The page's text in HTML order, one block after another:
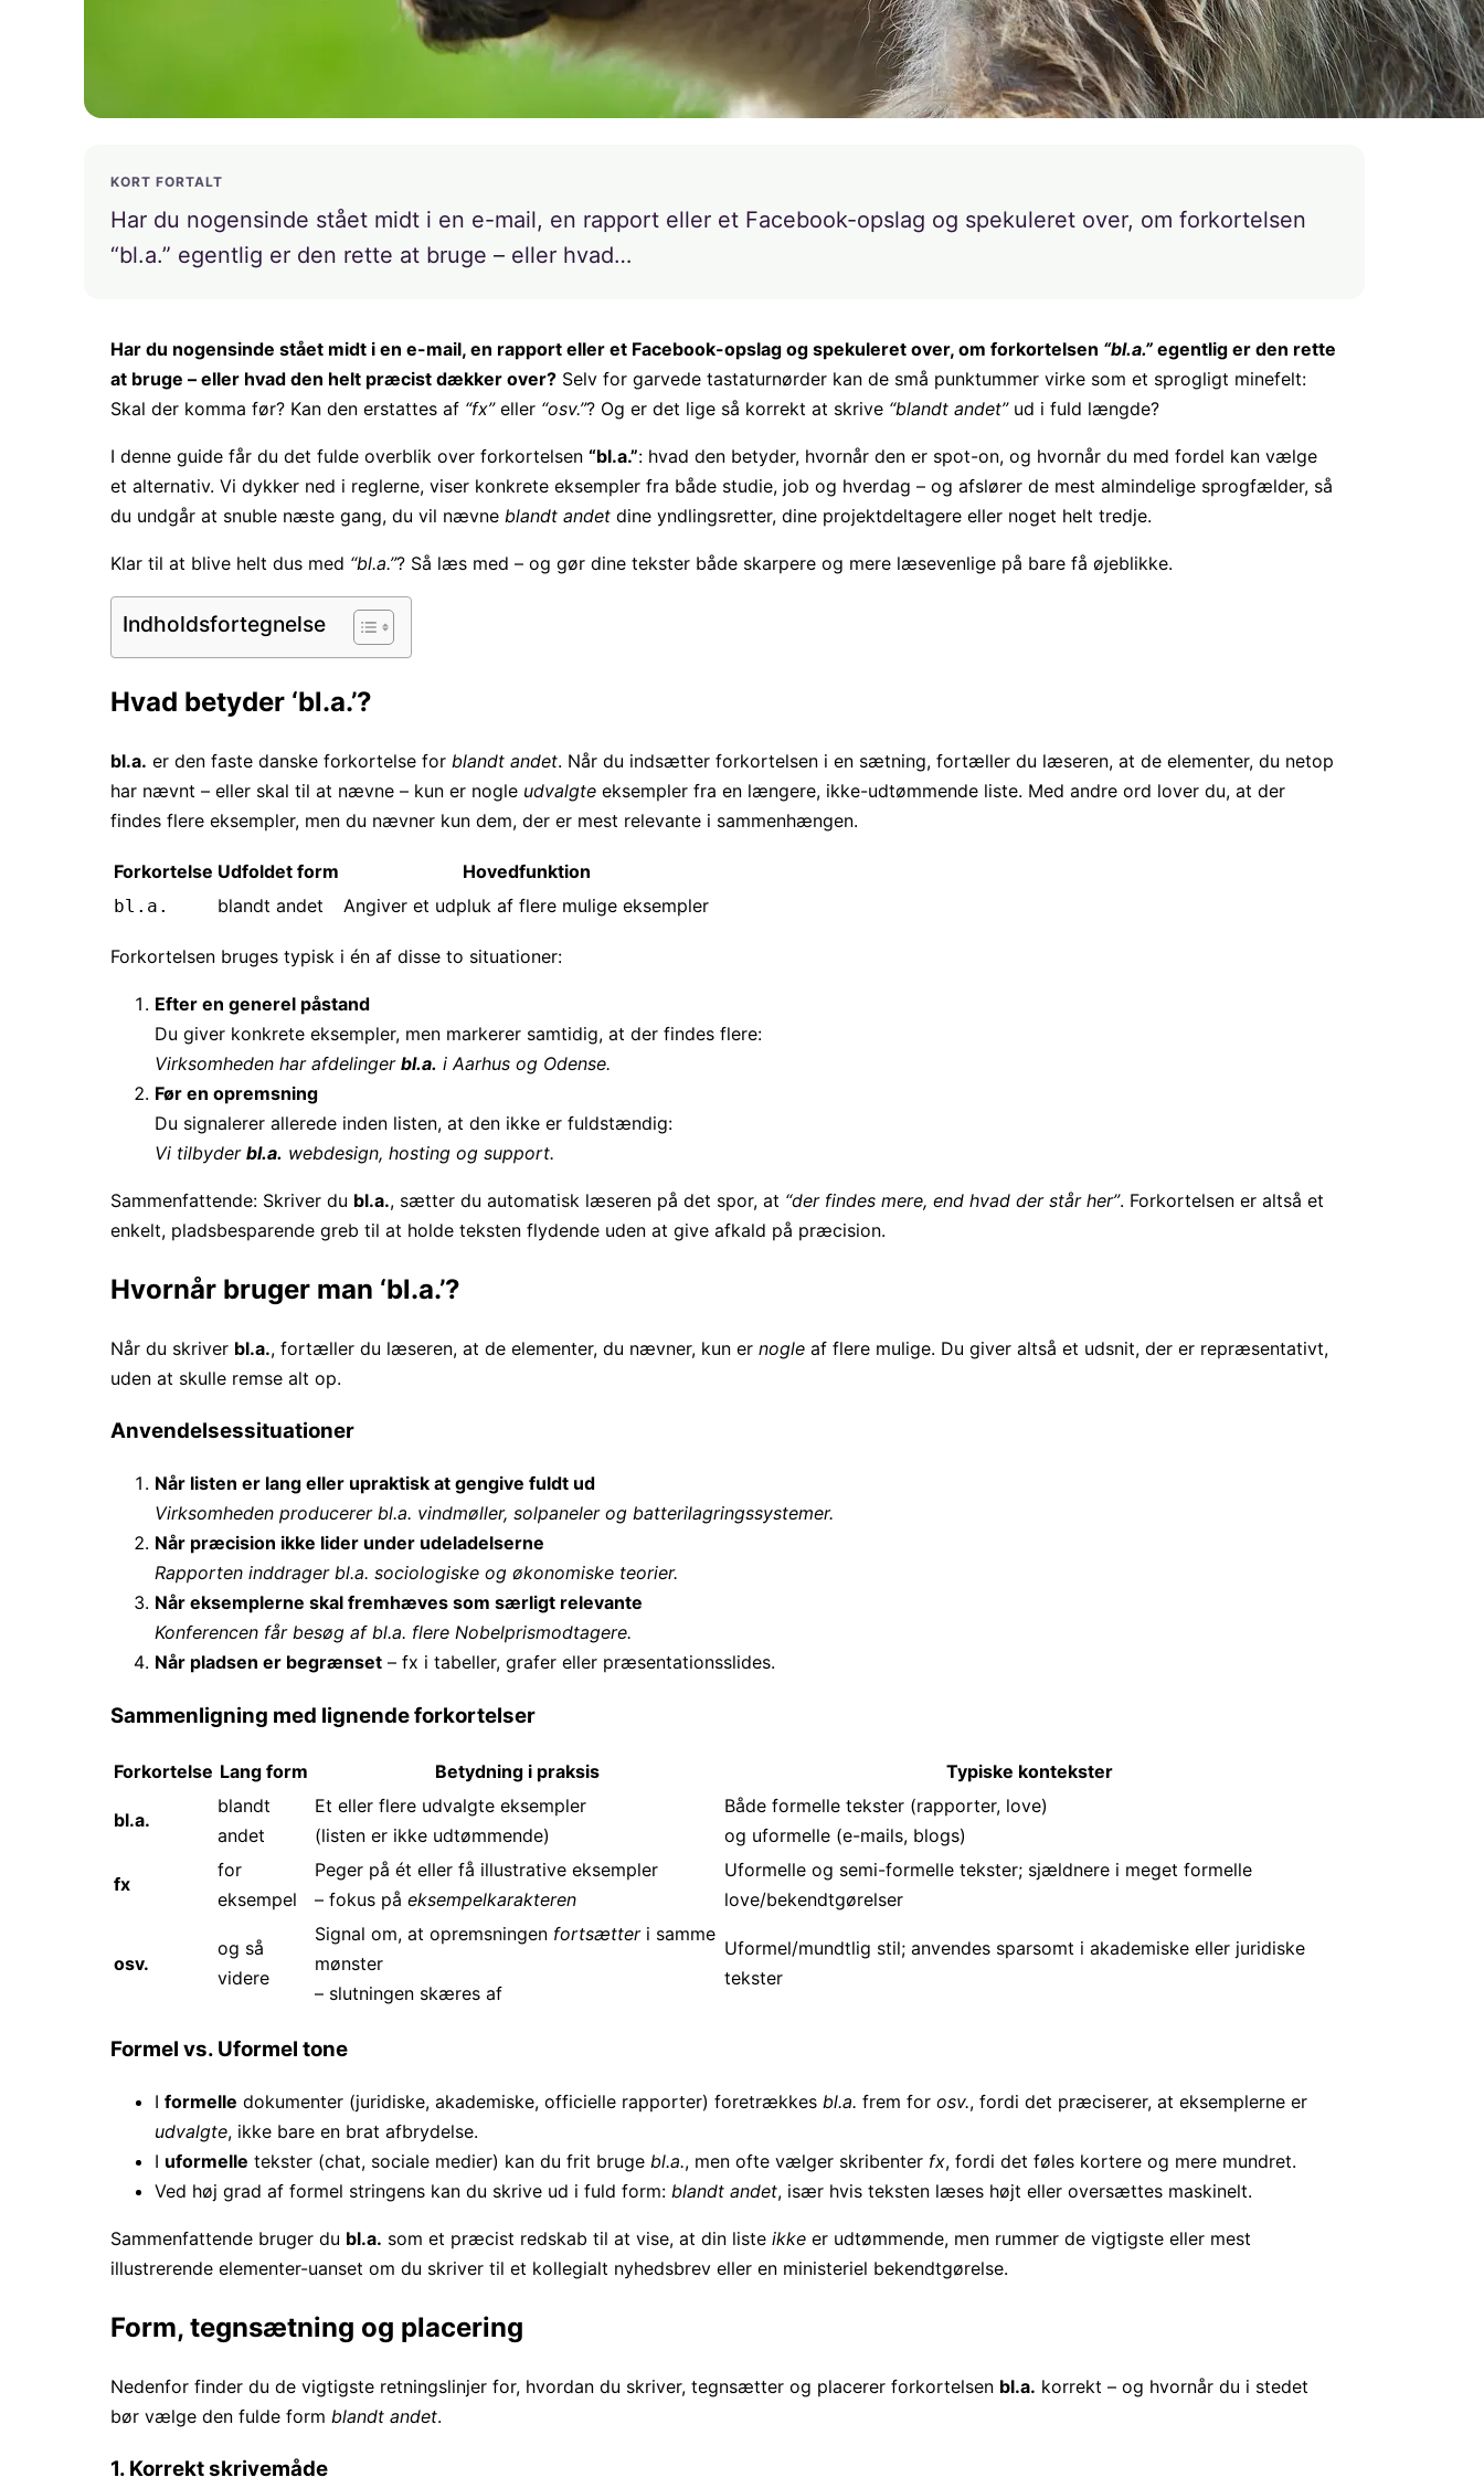
KORT FORTALT
Har du nogensinde stået midt i en e-mail, en rapport eller et Facebook-opslag og spekuleret over, om forkortelsen
“bl.a.” egentlig er den rette at bruge – eller hvad…
Har du nogensinde stået midt i en e-mail, en rapport eller et Facebook-opslag og spekuleret over, om forkortelsen “bl.a.” egentlig er den rette
at bruge – eller hvad den helt præcist dækker over? Selv for garvede tastaturnørder kan de små punktummer virke som et sprogligt minefelt:
Skal der komma før? Kan den erstattes af “fx”eller “osv.”? Og er det lige så korrekt at skrive “blandt andet”ud i fuld længde?
I denne guide får du det fulde overblik over forkortelsen “bl.a.”: hvad den betyder, hvornår den er spot-on, og hvornår du med fordel kan vælge
et alternativ. Vi dykker ned i reglerne, viser konkrete eksempler fra både studie, job og hverdag – og afslører de mest almindelige sprogfælder, så
du undgår at snuble næste gang, du vil nævne blandt andet dine yndlingsretter, dine projektdeltagere eller noget helt tredje.
Klar til at blive helt dus med “bl.a.”? Så læs med – og gør dine tekster både skarpere og mere læsevenlige på bare få øjeblikke.
Indholdsfortegnelse
Hvad betyder ‘bl.a.’?
bl.a. er den faste danske forkortelse for blandt andet. Når du indsætter forkortelsen i en sætning, fortæller du læseren, at de elementer, du netop
har nævnt – eller skal til at nævne – kun er nogle udvalgte eksempler fra en længere, ikke-udtømmende liste. Med andre ord lover du, at der
findes flere eksempler, men du nævner kun dem, der er mest relevante i sammenhængen.
Forkortelse Udfoldet form Hovedfunktion
bl.a. blandt andet Angiver et udpluk af flere mulige eksempler
Forkortelsen bruges typisk i én af disse to situationer:
Efter en generel påstand
Du giver konkrete eksempler, men markerer samtidig, at der findes flere:
Virksomheden har afdelinger bl.a. i Aarhus og Odense.
Før en opremsning
Du signalerer allerede inden listen, at den ikke er fuldstændig:
Vi tilbyder bl.a. webdesign, hosting og support.
Sammenfattende: Skriver du bl.a., sætter du automatisk læseren på det spor, at “der findes mere, end hvad der står her”. Forkortelsen er altså et
enkelt, pladsbesparende greb til at holde teksten flydende uden at give afkald på præcision.
Hvornår bruger man ‘bl.a.’?
Når du skriver bl.a., fortæller du læseren, at de elementer, du nævner, kun er nogle af flere mulige. Du giver altså et udsnit, der er repræsentativt,
uden at skulle remse alt op.
Anvendelsessituationer
Når listen er lang eller upraktisk at gengive fuldt ud
Virksomheden producerer bl.a. vindmøller, solpaneler og batterilagrings­systemer.
Når præcision ikke lider under udeladelserne
Rapporten inddrager bl.a. sociologiske og økonomiske teorier.
Når eksemplerne skal fremhæves som særligt relevante
Konferencen får besøg af bl.a. flere Nobelpris­modtagere.
Når pladsen er begrænset – fx i tabeller, grafer eller præsentations­slides.
Sammenligning med lignende forkortelser
Forkortelse Lang form Betydning i praksis Typiske kontekster
bl.a.
blandt
andet
Et eller flere udvalgte eksempler
(listen er ikke udtømmende)
Både formelle tekster (rapporter, love)
og uformelle (e-mails, blogs)
fx
for
eksempel
Peger på ét eller få illustrative eksempler
– fokus på eksempelkarakteren
Uformelle og semi-formelle tekster; sjældnere i meget formelle
love/bekendtgørelser
osv.
og så
videre
Signal om, at opremsningen fortsætteri samme
mønster
– slutningen skæres af
Uformel/mundtlig stil; anvendes sparsomt i akademiske eller juridiske
tekster
Formel vs. Uformel tone
I formelle dokumenter (juridiske, akademiske, officielle rapporter) foretrækkes bl.a. frem for osv., fordi det præciserer, at eksemplerne er
udvalgte, ikke bare en brat afbrydelse.
I uformelle tekster (chat, sociale medier) kan du frit bruge bl.a., men ofte vælger skribenter fx, fordi det føles kortere og mere mundret.
Ved høj grad af formel stringens kan du skrive ud i fuld form: blandt andet, især hvis teksten læses højt eller oversættes maskinelt.
Sammenfattende bruger du bl.a. som et præcist redskab til at vise, at din liste ikke er udtømmende, men rummer de vigtigste eller mest
illustrerende elementer-uanset om du skriver til et kollegialt nyhedsbrev eller en ministeriel bekendtgørelse.
Form, tegnsætning og placering
Nedenfor finder du de vigtigste retningslinjer for, hvordan du skriver, tegnsætter og placerer forkortelsen bl.a. korrekt – og hvornår du i stedet
bør vælge den fulde form blandt andet.
1. Korrekt skrivemåde